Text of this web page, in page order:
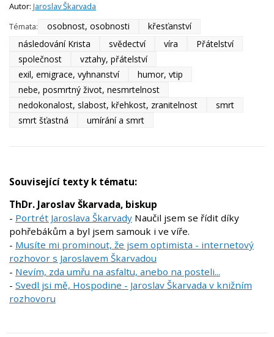
Autor: Jaroslav Škarvada
Témata:
osobnost, osobnosti
křesťanství
následování Krista
svědectví víra
Přátelství
společnost
vztahy, přátelství
exil, emigrace, vyhnanství
humor, vtip
nebe, posmrtný život, nesmrtelnost
nedokonalost, slabost, křehkost, zranitelnost
smrt
smrt šťastná
umírání a smrt
Související texty k tématu:
ThDr. Jaroslav Škarvada, biskup
- Portrét Jaroslava Škarvady Naučil jsem se řídit díky
pohřebákům a byl jsem samouk i ve víře.
- Musíte mi prominout, že jsem optimista - internetový
rozhovor s Jaroslavem Škarvadou
- Nevím, zda umřu na asfaltu, anebo na posteli...
- Svedl jsi mě, Hospodine - Jaroslav Škarvada v knižním
rozhovoru